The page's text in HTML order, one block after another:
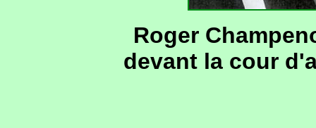
Roger
devant la cour